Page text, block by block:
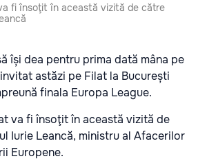
fi însoţit în această vizită de către
își dea pentru prima dată mâna pe
astăzi pe Filat la București
finala Europa League.
va fi însoţit în această vizită de
Iurie Leancă, ministru al Afacerilor
Europene.